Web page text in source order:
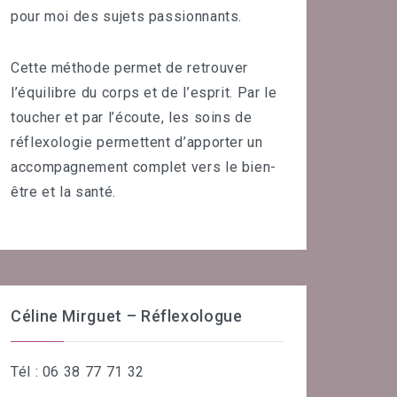
pour moi des sujets passionnants.
Cette méthode permet de retrouver
l’équilibre du corps et de l’esprit. Par le
toucher et par l’écoute, les soins de
réflexologie permettent d’apporter un
accompagnement complet vers le bien-
être et la santé.
Céline Mirguet – Réflexologue
Tél : 06 38 77 71 32